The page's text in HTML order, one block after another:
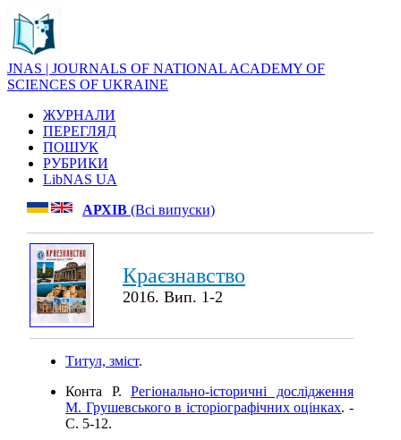
JNAS | JOURNALS OF NATIONAL ACADEMY OF
SCIENCES OF UKRAINE
ЖУРНАЛИ
ПЕРЕГЛЯД
ПОШУК
РУБРИКИ
LibNAS UA
АРХІВ (Всі випуски)
Краєзнавство
2016. Вип. 1-2
Титул, зміст.
Конта Р.Регіонально-історичні дослідження
М. Грушевського в історіографічних оцінках. -
C. 5-12.